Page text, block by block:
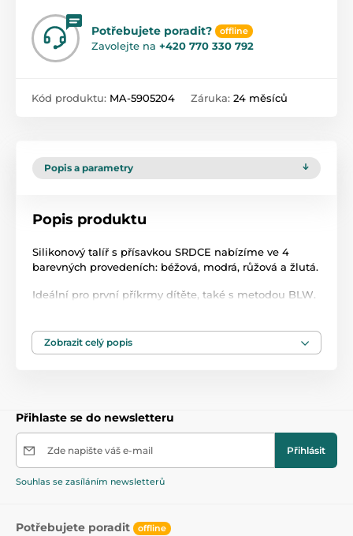
Potřebujete poradit? offline
Zavolejte na +420 770 330 792
Kód produktu: MA-5905204 Záruka: 24 měsíců
Popis a parametry
Popis produktu
Silikonový talíř s přísavkou SRDCE nabízíme ve 4
barevných provedeních: béžová, modrá, růžová a žlutá.
Ideální pro první příkrmy dítěte, také s metodou BLW.
Praktické – lze mýt v myčce na nádobí a ohřívat v
Vyrobeno ze 100% vysoce kvalitního bezpečného
potravinářského silikonu.
Povzbuzuje k samostatnému stravování a napomáhá
Neobsahuje BPA.
Zobrazit celý popis
Přihlaste se do newsletteru
Zde napište váš e-mail Přihlásit
Souhlas se zasíláním newsletterů
Potřebujete poradit offline